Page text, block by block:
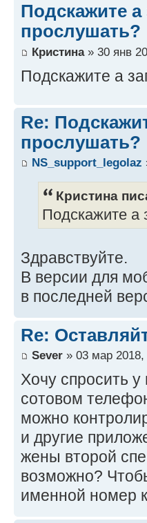
Подскажите
прослушать?
Кристина» 30 янв
Подскажите а
Re:
прослушать?
NS_support_legolaz
Кристина
Подскажите а
Здравствуйте.
В версии для
в последней
Re:
Sever » 03 мар 2018,
Хочу спросить
сотовом
можно
и другие
жены второй
возможно?
именной номер